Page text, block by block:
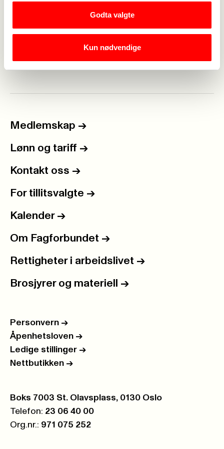
Godta valgte
Kun nødvendige
<-Forrige
6789101112131415...->Neste
Medlemskap ->
Lønn og tariff ->
Kontakt oss ->
For tillitsvalgte ->
Kalender ->
Om Fagforbundet ->
Rettigheter i arbeidslivet ->
Brosjyrer og materiell ->
Personvern ->
Åpenhetsloven ->
Ledige stillinger ->
Nettbutikken ->
Postboks:
Boks 7003 St. Olavsplass, 0130 Oslo
Telefon: 23 06 40 00
Org.nr.: 971 075 252